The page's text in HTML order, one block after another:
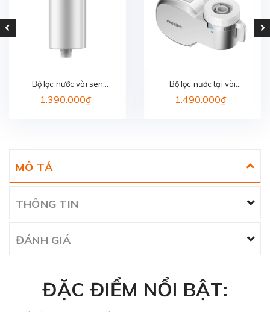
Bộ lọc nước vòi sen
PHILIPS AWP1775WH/74
1.390.000₫
Bộ lọc nước tại vòi
PHILIPS AWP3705P1/97
1.490.000₫
MÔ TẢ
THÔNG TIN
ĐÁNH GIÁ
ĐẶC ĐIỂM NỔI BẬT: